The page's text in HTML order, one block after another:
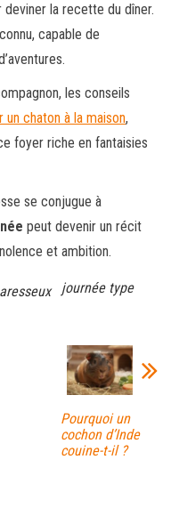
la recette du dîner.
capable de
les conseils
un chaton à la maison,
foyer riche en fantaisies
se conjugue à
peut devenir un récit
et ambition.
journée type
Pourquoi un
cochon d’Inde
couine-t-il ?